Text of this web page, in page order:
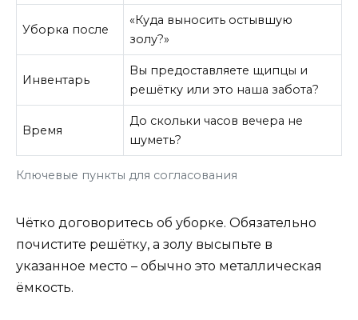
Ключевые пункты для согласования
Уборка после
«Куда выносить остывшую
золу?»
Инвентарь
Вы предоставляете щипцы и
решётку или это наша забота?
Время
До скольки часов вечера не
шуметь?
Чётко договоритесь об уборке. Обязательно
почистите решётку, а золу высыпьте в
указанное место – обычно это металлическая
ёмкость.